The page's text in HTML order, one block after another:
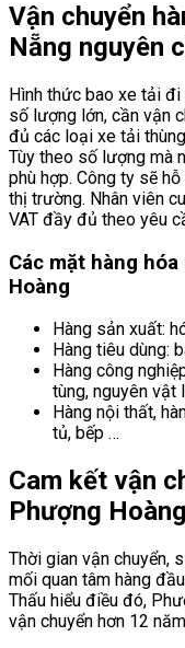
Vận chuyển
Nẵng nguyên
Hình thức bao xe tải đi
số lượng lớn, cần vận
đủ các loại xe tải
Tùy theo số lượng mà
phù hợp. Công ty sẽ
thị trường. Nhân viên
VAT đầy đủ theo yêu
Các mặt hàng
Hoàng
Hàng sản xuất:
Hàng tiêu dùng:
Hàng công
tùng, nguyên vật
Hàng nội thất,
tủ, bếp …
Cam kết vận
Phượng Hoàng
Thời gian vận chuyển,
mối quan tâm hàng
Thấu hiểu điều đó,
vận chuyển hơn 12